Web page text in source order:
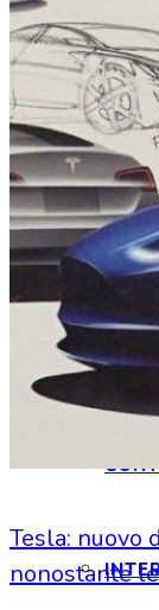
HOME
CHI
CHI
Tesla: nuovo
nonostante